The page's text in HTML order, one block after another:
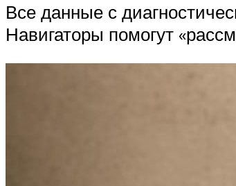
Все данные с
Навигаторы помогут